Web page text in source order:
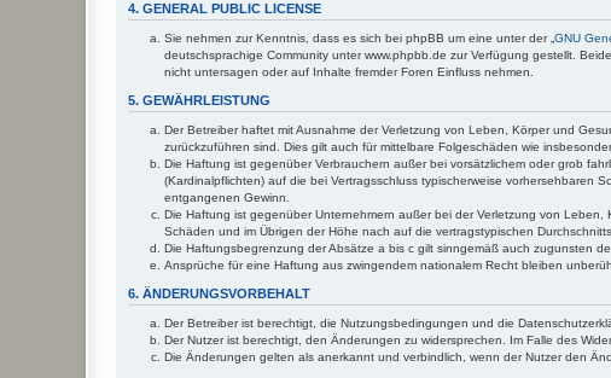
4. GENERAL PUBLIC LICENSE
Sie nehmen zur Kenntnis, dass es sich bei phpBB um eine unter der „ GNU
deutschsprachige Community unter www.phpbb.de zur Verfügung gestellt.
nicht untersagen oder auf Inhalte fremder Foren Einfluss nehmen.
5. GEWÄHRLEISTUNG
Der Betreiber haftet mit Ausnahme der Verletzung von Leben, Körper und
zurückzuführen sind. Dies gilt auch für mittelbare Folgeschäden wie
Die Haftung ist gegenüber Verbrauchern außer bei vorsätzlichem oder grob
(Kardinalpflichten) auf die bei Vertragsschluss typischerweise vorhersehbaren
entgangenen Gewinn.
Die Haftung ist gegenüber Unternehmern außer bei der Verletzung von
Schäden und im Übrigen der Höhe nach auf die vertragstypischen
Die Haftungsbegrenzung der Absätze a bis c gilt sinngemäß auch zugunsten
Ansprüche für eine Haftung aus zwingendem nationalem Recht bleiben
6. ÄNDERUNGSVORBEHALT
Der Betreiber ist berechtigt, die Nutzungsbedingungen und die
Der Nutzer ist berechtigt, den Änderungen zu widersprechen. Im Falle des
Die Änderungen gelten als anerkannt und verbindlich, wenn der Nutzer den